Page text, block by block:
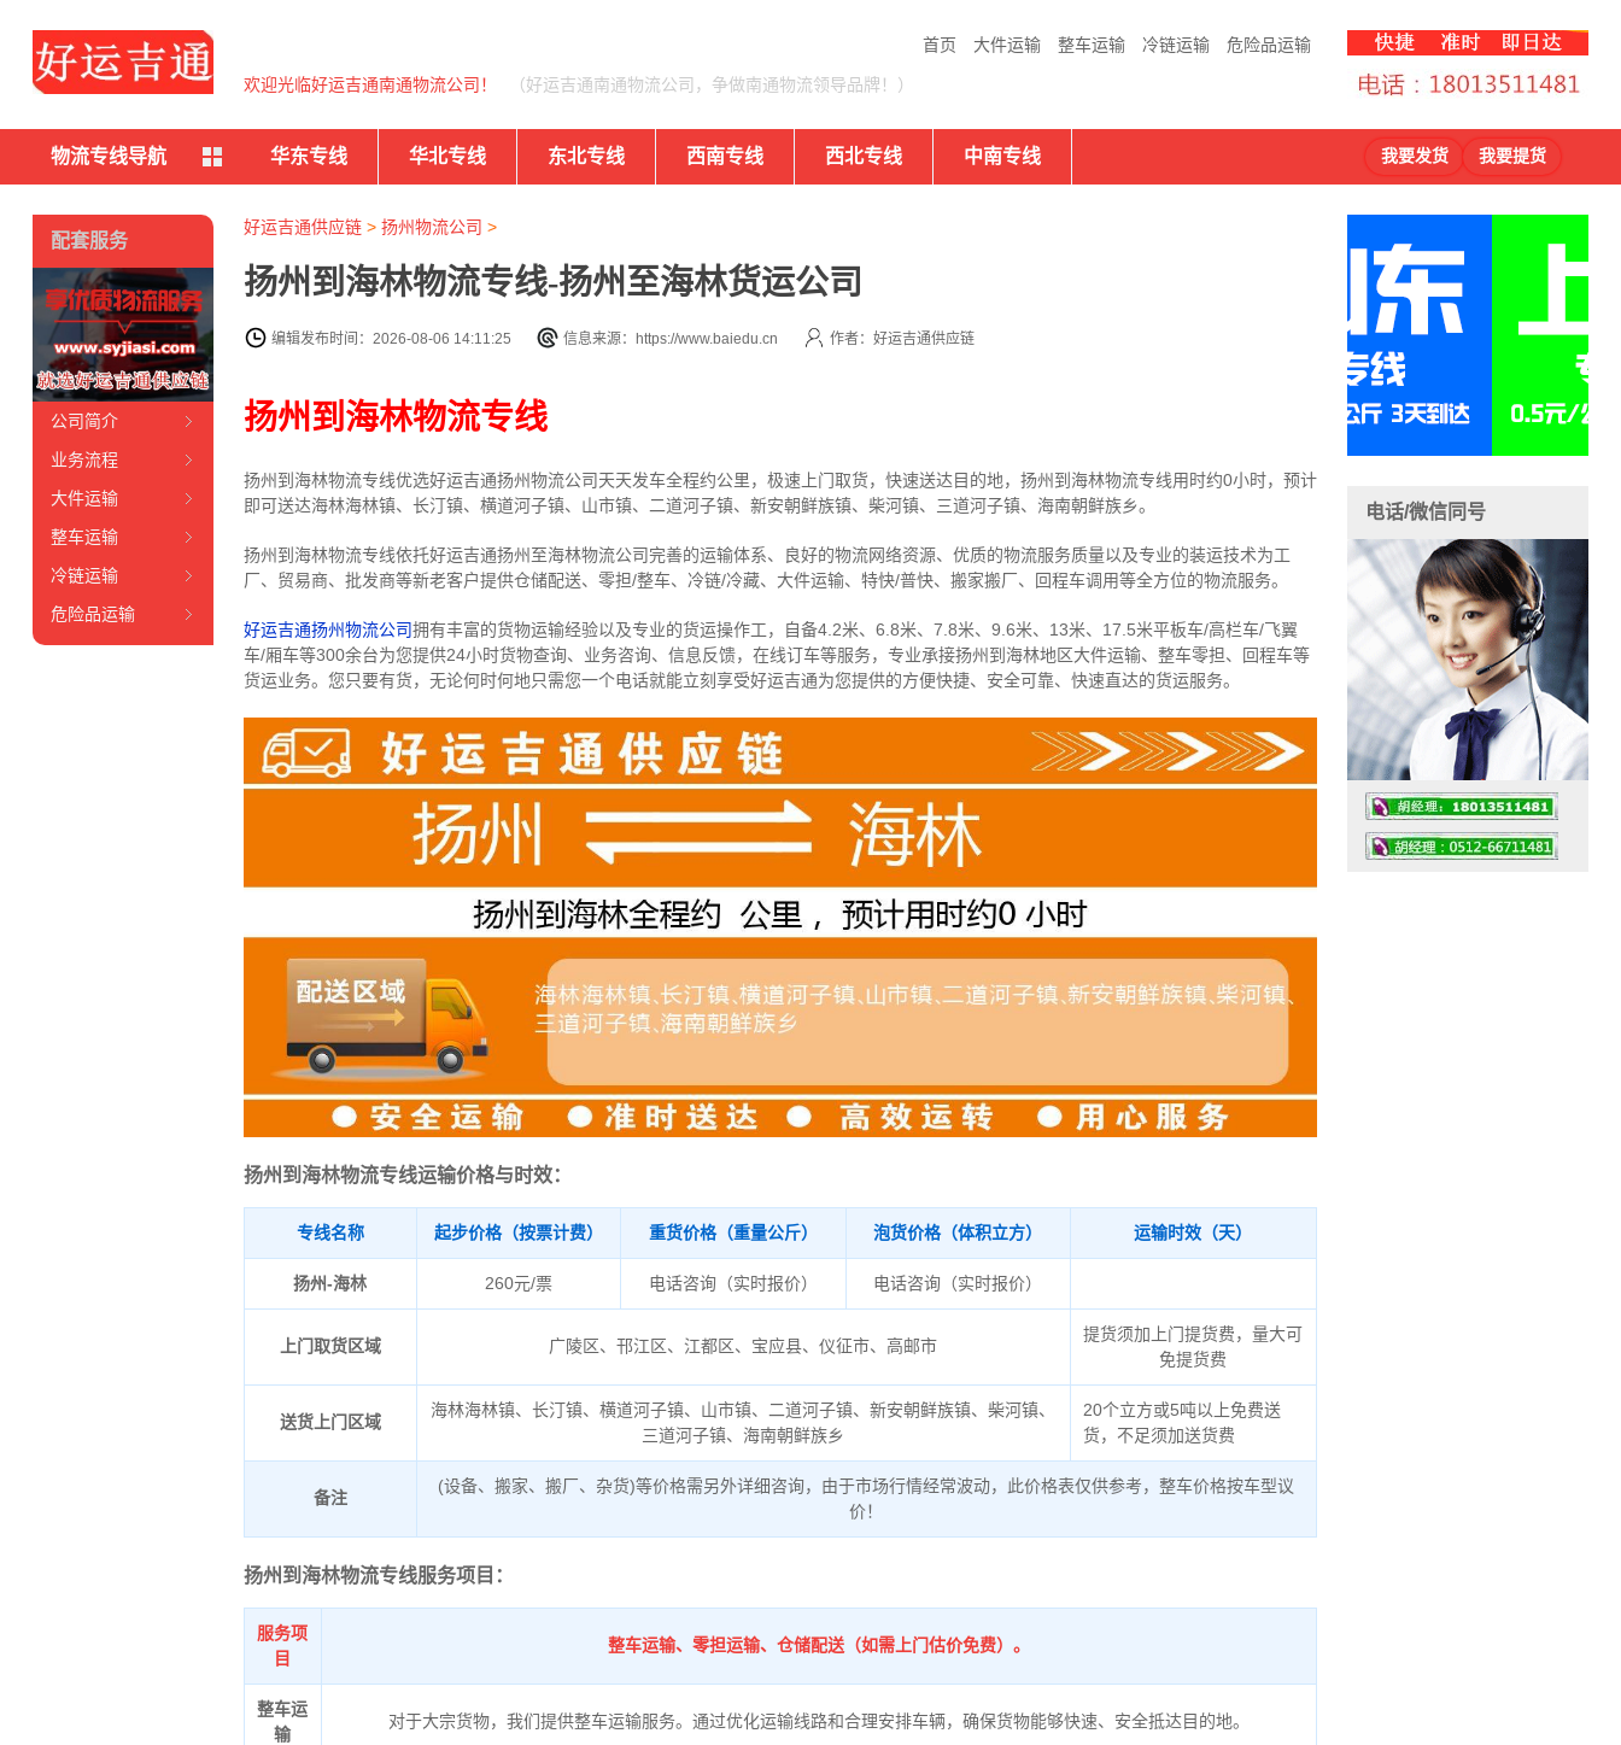
首页 大件运输 整车运输 冷链运输 危险品运输
欢迎光临好运吉通南通物流公司！ （好运吉通南通物流公司，争做南通物流领导品牌！）
物流专线导航 华东专线 华北专线 东北专线 西南专线 西北专线 中南专线 我要发货 我要提货
好运吉通供应链> 扬州物流公司 >
扬州到海林物流专线-扬州至海林货运公司
编辑发布时间：2026-08-06 14:11:25 信息来源：https://www.baiedu.cn 作者：好运吉通供应链
扬州到海林物流专线
扬州到海林物流专线优选好运吉通扬州物流公司天天发车全程约公里， 极速上门取货，快速送达目的地，扬州到海林物流专线用时约0小时，预计
即可送达海林海林镇、长汀镇、横道河子镇、山市镇、二道河子镇、新安朝鲜族镇、柴河镇、三道河子镇、海南朝鲜族乡。
扬州到海林物流专线依托好运吉通扬州至海林物流公司完善的运输体系、良好的物流网络资源、优质的物流服务质量以及专业的装运技术为工
厂、贸易商、批发商等新老客户提供仓储配送、零担/整车、冷链/冷藏、大件运输、特快/普快、搬家搬厂、回程车调用等全方位的物流服务。
好运吉通扬州物流公司拥有丰富的货物运输经验以及专业的货运操作工，自备4.2米、6.8米、7.8米、9.6米、13米、17.5米平板车/高栏车/飞翼
车/厢车等300余台为您提供24小时货物查询、业务咨询、信息反馈，在线订车等服务， 专业承接扬州到海林地区大件运输、整车零担、回程车等
货运业务。 您只要有货，无论何时何地只需您一个电话就能立刻享受好运吉通为您提供的方便快捷、安全可靠、快速直达的货运服务。
扬州到海林物流专线运输价格与时效：
专线名称 起步价格（按票计费） 重货价格（重量公斤） 泡货价格（体积立方） 运输时效（天）
扬州-海林 260元/票 电话咨询（实时报价） 电话咨询（实时报价）
上门取货区域 广陵区、邗江区、江都区、宝应县、仪征市、高邮市
提货须加上门提货费，量大可
免提货费
送货上门区域
海林海林镇、长汀镇、横道河子镇、山市镇、二道河子镇、新安朝鲜族镇、柴河镇、
三道河子镇、海南朝鲜族乡
20个立方或5吨以上免费送
货，不足须加送货费
备注
(设备、搬家、搬厂、杂货)等价格需另外详细咨询，由于市场行情经常波动，此价格表仅供参考，整车价格按车型议
价！
扬州到海林物流专线服务项目：
服务项
目
整车运输、零担运输、仓储配送（如需上门估价免费）。
整车运
输
对于大宗货物，我们提供整车运输服务。通过优化运输线路和合理安排车辆，确保货物能够快速、安全抵达目的地。
配套服务
公司简介
业务流程
大件运输
整车运输
冷链运输
危险品运输
电话/微信同号